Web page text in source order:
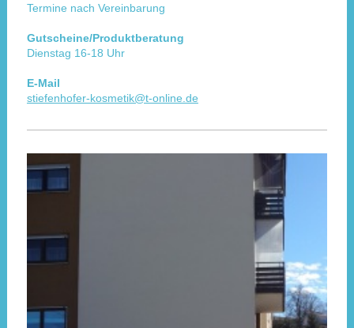
Termine nach Vereinbarung
Gutscheine/Produktberatung
Dienstag 16-18 Uhr
E-Mail
stiefenhofer-kosmetik@t-online.de